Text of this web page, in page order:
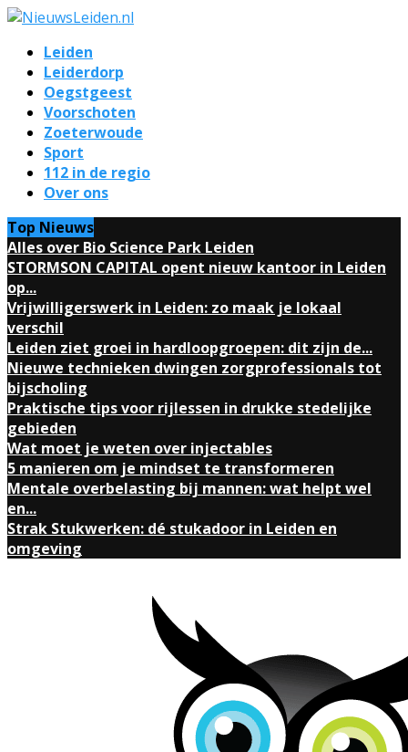
Leiden
Leiderdorp
Oegstgeest
Voorschoten
Zoeterwoude
Sport
112 in de regio
Over ons
Top Nieuws
Alles over Bio Science Park Leiden
STORMSON CAPITAL opent nieuw kantoor in Leiden
op...
Vrijwilligerswerk in Leiden: zo maak je lokaal
verschil
Leiden ziet groei in hardloopgroepen: dit zijn de...
Nieuwe technieken dwingen zorgprofessionals tot
bijscholing
Praktische tips voor rijlessen in drukke stedelijke
gebieden
Wat moet je weten over injectables
5 manieren om je mindset te transformeren
Mentale overbelasting bij mannen: wat helpt wel
en...
Strak Stukwerken: dé stukadoor in Leiden en
omgeving